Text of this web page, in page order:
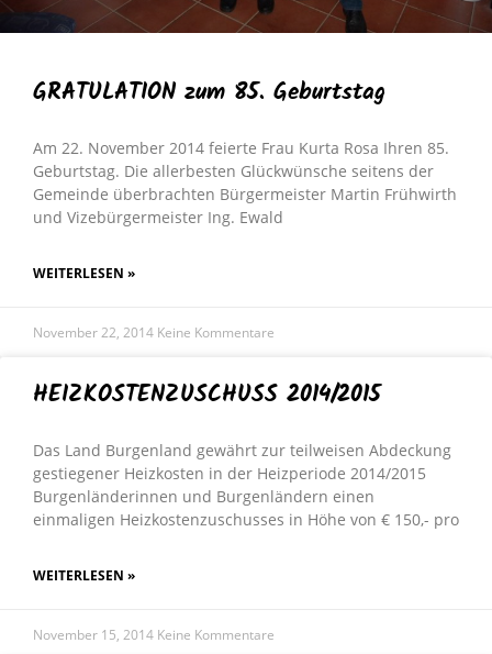
GRATULATION zum 85. Geburtstag
Am 22. November 2014 feierte Frau Kurta Rosa Ihren 85.
Geburtstag. Die allerbesten Glückwünsche seitens der
Gemeinde überbrachten Bürgermeister Martin Frühwirth
und Vizebürgermeister Ing. Ewald
WEITERLESEN »
November 22, 2014 Keine Kommentare
HEIZKOSTENZUSCHUSS 2014/2015
Das Land Burgenland gewährt zur teilweisen Abdeckung
gestiegener Heizkosten in der Heizperiode 2014/2015
Burgenländerinnen und Burgenländern einen
einmaligen Heizkostenzuschusses in Höhe von € 150,- pro
WEITERLESEN »
November 15, 2014 Keine Kommentare